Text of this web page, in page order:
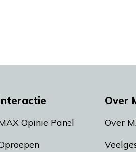
Opinie Panel
Over
Over